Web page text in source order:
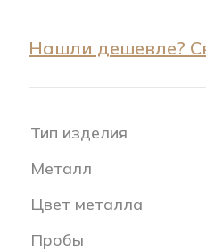
Нашли дешевле?
Тип изделия
Металл
Цвет металла
Пробы